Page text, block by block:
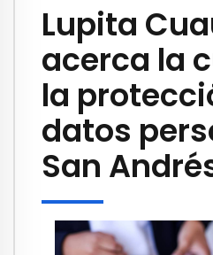
Lupita
acerca la
la
datos
San